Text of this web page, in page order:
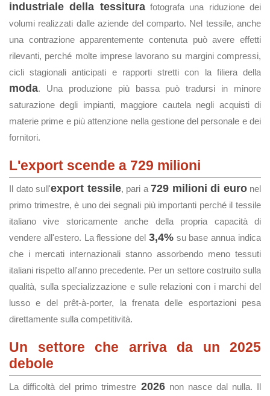
industriale della tessiturafotografa una riduzione dei
volumi realizzati dalle aziende del comparto. Nel tessile, anche
una contrazione apparentemente contenuta può avere effetti
rilevanti, perché molte imprese lavorano su margini compressi,
cicli stagionali anticipati e rapporti stretti con la filiera della
moda. Una produzione più bassa può tradursi in minore
saturazione degli impianti, maggiore cautela negli acquisti di
materie prime e più attenzione nella gestione del personale e dei
fornitori.
L'export scende a 729 milioni
Il dato sull'export tessile, pari a 729 milioni di euronel
primo trimestre, è uno dei segnali più importanti perché il tessile
italiano vive storicamente anche della propria capacità di
vendere all'estero. La flessione del 3,4%su base annua indica
che i mercati internazionali stanno assorbendo meno tessuti
italiani rispetto all'anno precedente. Per un settore costruito sulla
qualità, sulla specializzazione e sulle relazioni con i marchi del
lusso e del prêt-à-porter, la frenata delle esportazioni pesa
direttamente sulla competitività.
Un settore che arriva da un 2025
debole
La difficoltà del primo trimestre 2026non nasce dal nulla. Il